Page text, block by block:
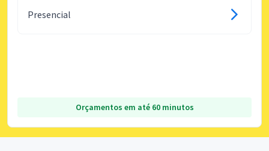
Presencial
Orçamentos em até 60 minutos